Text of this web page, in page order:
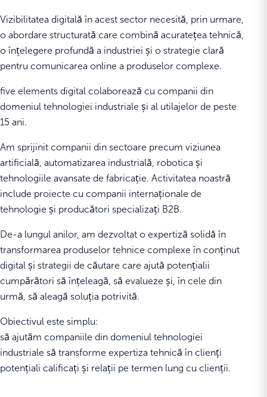
Vizibilitatea digitală în acest sector necesită, prin urmare,
o abordare structurată care combină acuratețea tehnică,
o înțelegere profundă a industriei și o strategie clară
pentru comunicarea online a produselor complexe.
five elements digital colaborează cu companii din
domeniul tehnologiei industriale și al utilajelor de peste
15 ani.
Am sprijinit companii din sectoare precum viziunea
artificială, automatizarea industrială, robotica și
tehnologiile avansate de fabricație. Activitatea noastră
include proiecte cu companii internaționale de
tehnologie și producători specializați B2B.
De-a lungul anilor, am dezvoltat o expertiză solidă în
transformarea produselor tehnice complexe în conținut
digital și strategii de căutare care ajută potențialii
cumpărători să înțeleagă, să evalueze și, în cele din
urmă, să aleagă soluția potrivită.
Obiectivul este simplu:
să ajutăm companiile din domeniul tehnologiei
industriale să transforme expertiza tehnică în clienți
potențiali calificați și relații pe termen lung cu clienții.